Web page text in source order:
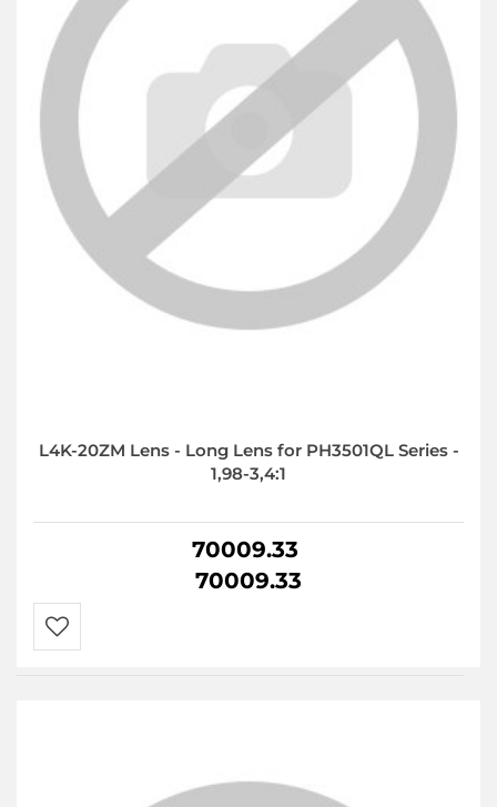
L4K-20ZM Lens - Long Lens for PH3501QL Series -
1,98-3,4:1
70009.33
70009.33